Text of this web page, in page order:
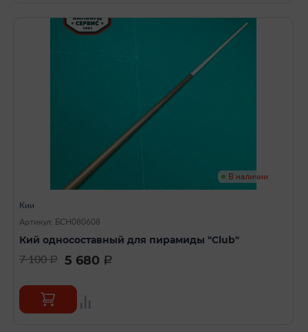
В наличии
Кии
Артикул: БСН080608
Кий односоставный для пирамиды "Club"
7 100a 5 680 a